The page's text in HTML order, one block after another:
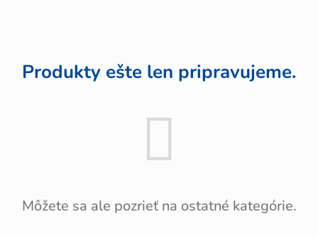
Produkty ešte len pripravujeme.
Môžete sa ale pozrieť na ostatné kategórie.